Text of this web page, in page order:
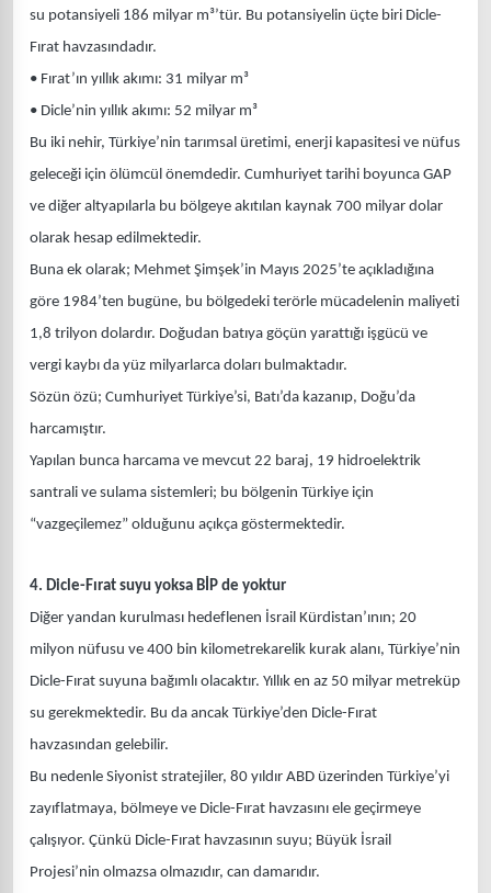
su potansiyeli 186 milyar m³’tür. Bu potansiyelin üçte biri Dicle-
Fırat havzasındadır.
• Fırat’ın yıllık akımı: 31 milyar m³
• Dicle’nin yıllık akımı: 52 milyar m³
Bu iki nehir, Türkiye’nin tarımsal üretimi, enerji kapasitesi ve nüfus
geleceği için ölümcül önemdedir. Cumhuriyet tarihi boyunca GAP
ve diğer altyapılarla bu bölgeye akıtılan kaynak 700 milyar dolar
olarak hesap edilmektedir.
Buna ek olarak; Mehmet Şimşek’in Mayıs 2025’te açıkladığına
göre 1984’ten bugüne, bu bölgedeki terörle mücadelenin maliyeti
1,8 trilyon dolardır. Doğudan batıya göçün yarattığı işgücü ve
vergi kaybı da yüz milyarlarca doları bulmaktadır.
Sözün özü; Cumhuriyet Türkiye’si, Batı’da kazanıp, Doğu’da
harcamıştır.
Yapılan bunca harcama ve mevcut 22 baraj, 19 hidroelektrik
santrali ve sulama sistemleri; bu bölgenin Türkiye için
“vazgeçilemez” olduğunu açıkça göstermektedir.
4. Dicle-Fırat suyu yoksa BİP de yoktur
Diğer yandan kurulması hedeflenen İsrail Kürdistan’ının; 20
milyon nüfusu ve 400 bin kilometrekarelik kurak alanı, Türkiye’nin
Dicle-Fırat suyuna bağımlı olacaktır. Yıllık en az 50 milyar metreküp
su gerekmektedir. Bu da ancak Türkiye’den Dicle-Fırat
havzasından gelebilir.
Bu nedenle Siyonist stratejiler, 80 yıldır ABD üzerinden Türkiye’yi
zayıflatmaya, bölmeye ve Dicle-Fırat havzasını ele geçirmeye
çalışıyor. Çünkü Dicle-Fırat havzasının suyu; Büyük İsrail
Projesi’nin olmazsa olmazıdır, can damarıdır.